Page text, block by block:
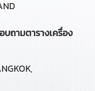
บถามตารางเครื่อง